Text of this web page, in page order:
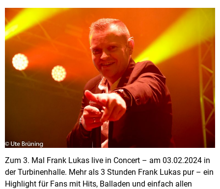
Zum 3. Mal Frank Lukas live in Concert – am 03.02.2024 in
der Turbinenhalle. Mehr als 3 Stunden Frank Lukas pur – ein
Highlight für Fans mit Hits, Balladen und einfach allen